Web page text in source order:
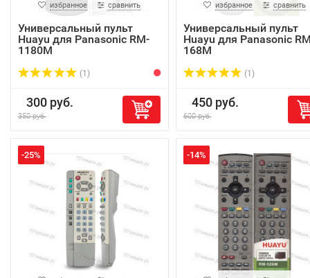
избранное сравнить
Универсальный пульт
Huayu для Panasonic RM-
1180M
(1)
300 руб.
350 руб.
избранное сравнить
Универсальный пульт
Huayu для Panasonic
168M
(1)
450 руб.
600 руб.
-25% -14%